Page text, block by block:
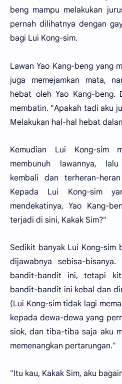
beng mampu melakukan
pernah dilihatnya dengan
bagi Lui Kong-sim.
Lawan Yao Kang-beng yang
juga memejamkan mata,
hebat oleh Yao Kang-beng.
membatin. "Apakah tadi aku
Melakukan hal-hal hebat
Kemudian Lui Kong-sim
membunuh lawannya,
kembali dan terheran-
Kepada Lui Kong-sim
mendekatinya, Yao Kang-
terjadi di sini, Kakak Sim?"
Sedikit banyak Lui Kong-sim
dijawabnya sebisa-
bandit-bandit ini, tetapi
bandit-bandit ini kebal dan
(Lui Kong-sim tidak lagi
kepada dewa-dewa yang
siok, dan tiba-tiba saja aku
memenangkan pertarungan."
"Itu kau, Kakak Sim, aku